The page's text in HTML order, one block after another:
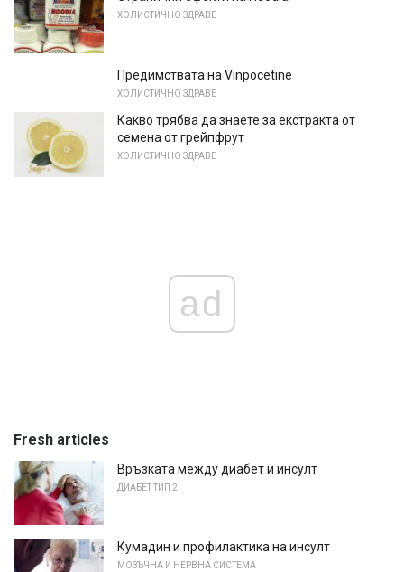
ХОЛИСТИЧНО ЗДРАВЕ
Предимствата на Vinpocetine
ХОЛИСТИЧНО ЗДРАВЕ
Какво трябва да знаете за екстракта от
семена от грейпфрут
ХОЛИСТИЧНО ЗДРАВЕ
ad
Fresh articles
Връзката между диабет и инсулт
ДИАБЕТ ТИП 2
Кумадин и профилактика на инсулт
МОЗЪЧНА И НЕРВНА СИСТЕМА